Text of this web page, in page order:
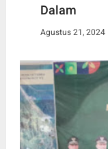
Dalam
Agustus 21, 2024